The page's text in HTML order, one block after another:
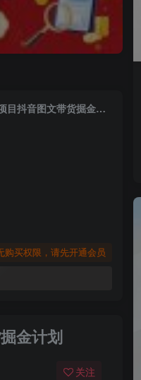
（6289期）不出镜 不直播 图片剪辑日入1000+2023后半年风口项目抖音图文带货掘金计划
购买权限，请先开通会员
金计划
关注